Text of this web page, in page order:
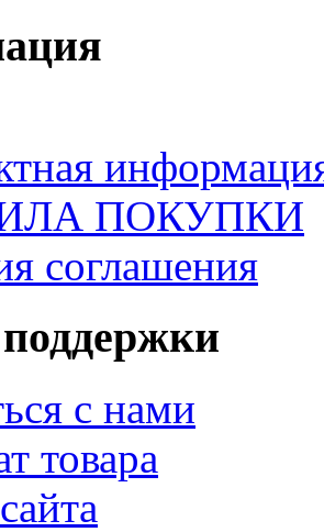
ПОКУПКИ
соглашения
с нами
товара